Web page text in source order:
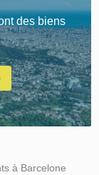
des biens
à Barcelone